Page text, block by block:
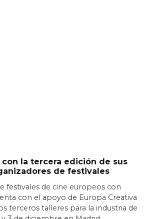
con la tercera edición de sus
de festivales
festivales de cine europeos con
con el apoyo de Europa Creativa
terceros talleres para la industria de